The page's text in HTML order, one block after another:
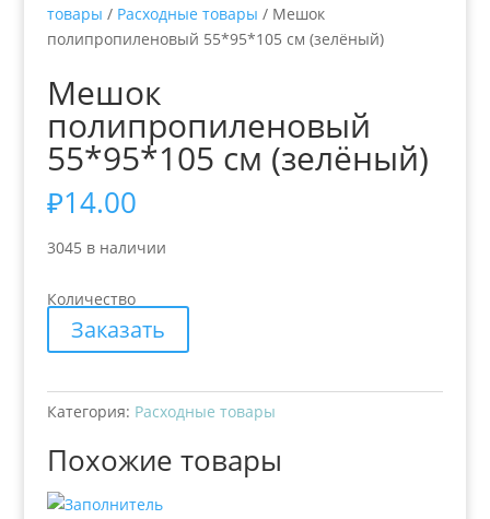
товары / Расходные товары / Мешок
полипропиленовый 55*95*105 см (зелёный)
Мешок
полипропиленовый
55*95*105 см (зелёный)
₽14.00
3045 в наличии
Количество
Заказать
Категория: Расходные товары
Похожие товары